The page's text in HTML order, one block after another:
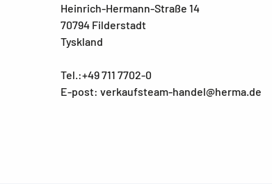
Heinrich-Hermann-Straße 14
70794 Filderstadt
Tyskland
Tel.:+49 711 7702-0
E-post: verkaufsteam-handel@herma.de